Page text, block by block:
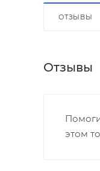
ОТЗЫВЫ
Отзывы
этом